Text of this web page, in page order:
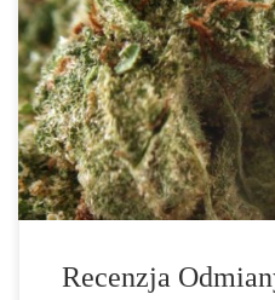
Scientist, Trainwreck. Dr. Who
północno – zachodnim
zapewnia nieco zaspane, ale
Dr. Who to mocna hybryda, w
wyprodukowana przez TGA
pomiędzy Mad Scientist oraz
Recenzja